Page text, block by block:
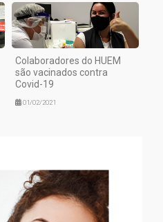
Colaboradores do HUEM
são vacinados contra
Covid-19
01/02/2021